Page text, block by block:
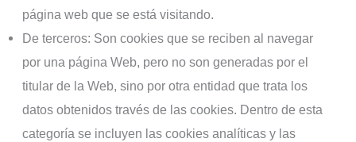
página web que se está visitando.
De terceros: Son cookies que se reciben al navegar
por una página Web, pero no son generadas por el
titular de la Web, sino por otra entidad que trata los
datos obtenidos través de las cookies. Dentro de esta
categoría se incluyen las cookies analíticas y las